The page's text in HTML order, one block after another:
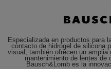
Especializada en productos para
contacto de hidrogel de silicona
visual, también ofrecen un
mantenimiento de lentes de
Bausch&Lomb es la